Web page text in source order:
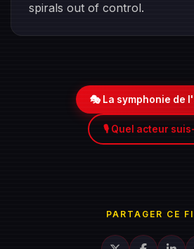
spirals out of control.
🎭 La symphonie de
🎙️ Quel acteur
PARTAGER CE